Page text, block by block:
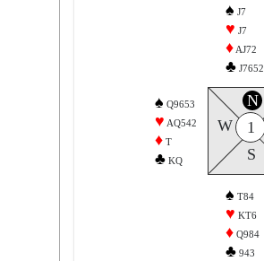
♠ J7
♥ J7
♦ AJ72
♣ J7652
♠ Q9653
♥ AQ542
♦ T
♣ KQ
N
S
W 1
♠ T84
♥ KT6
♦ Q984
♣ 943